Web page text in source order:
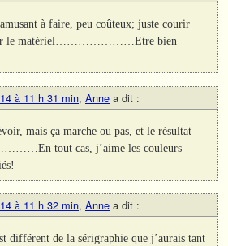
à faire, peu coûteux; juste courir
le matériel…………………Etre bien
à 11 h 31 min, Anne a dit :
mais ça marche ou pas, et le résultat
tout cas, j’aime les couleurs
à 11 h 32 min, Anne a dit :
différent de la sérigraphie que j’aurais tant